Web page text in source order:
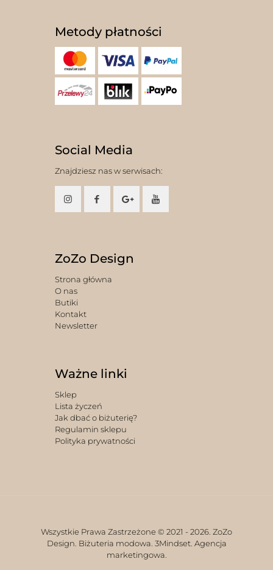
Metody płatności
Social Media
Znajdziesz nas w serwisach:
ZoZo Design
Strona główna
O nas
Butiki
Kontakt
Newsletter
Ważne linki
Sklep
Lista życzeń
Jak dbać o biżuterię?
Regulamin sklepu
Polityka prywatności
Wszystkie Prawa Zastrzeżone © 2021 - 2026. ZoZo
Design. Biżuteria modowa. 3Mindset. Agencja
marketingowa.